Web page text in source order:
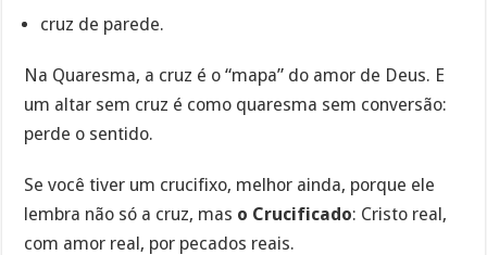
cruz de parede.
Na Quaresma, a cruz é o “mapa” do amor de Deus. E
um altar sem cruz é como quaresma sem conversão:
perde o sentido.
Se você tiver um crucifixo, melhor ainda, porque ele
lembra não só a cruz, mas o Crucificado: Cristo real,
com amor real, por pecados reais.